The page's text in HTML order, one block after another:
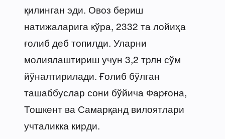
қилинган эди. Овоз бериш
натижаларига кўра, 2332 та лойиҳа
ғолиб деб топилди. Уларни
молиялаштириш учун 3,2 трлн сўм
йўналтирилади. Ғолиб бўлган
ташаббуслар сони бўйича Фарғона,
Тошкент ва Самарқанд вилоятлари
учталикка кирди.